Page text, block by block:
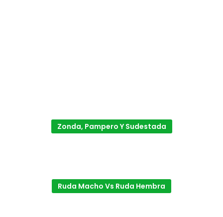
Zonda, Pampero Y Sudestada
Ruda Macho Vs Ruda Hembra